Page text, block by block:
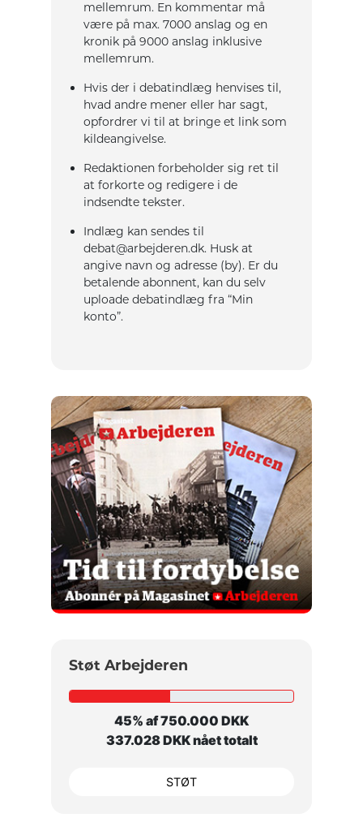
mellemrum. En kommentar må
være på max. 7000 anslag og en
kronik på 9000 anslag inklusive
mellemrum.
Hvis der i debatindlæg henvises til,
hvad andre mener eller har sagt,
opfordrer vi til at bringe et link som
kildeangivelse.
Redaktionen forbeholder sig ret til
at forkorte og redigere i de
indsendte tekster.
Indlæg kan sendes til
debat@arbejderen.dk. Husk at
angive navn og adresse (by). Er du
betalende abonnent, kan du selv
uploade debatindlæg fra “Min
konto”.
Støt Arbejderen
45% af 750.000 DKK
337.028 DKK nået totalt
STØT